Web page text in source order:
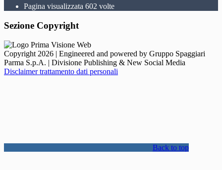
Pagina visualizzata 602 volte
Sezione Copyright
Copyright 2026 | Engineered and powered by Gruppo Spaggiari
Parma S.p.A. | Divisione Publishing & New Social Media
Disclaimer trattamento dati personali
Back to top